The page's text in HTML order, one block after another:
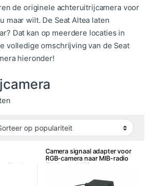
de originele achteruitrijcamera voor
maar wilt. De Seat Altea laten
Dat kan op meerdere locaties in
volledige omschrijving van de Seat
hieronder!
Gesorteerd op populariteit
Skoda
Camera signaal adapter voor
RGB-camera naar MIB-radio
(RNS naar MIB)